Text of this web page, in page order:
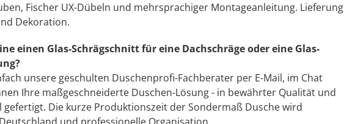
Fischer UX-Dübeln und mehrsprachiger Montageanleitung. Lieferung
Dekoration.
einen Glas-Schrägschnitt für eine Dachschräge oder eine Glas-
unsere geschulten Duschenprofi-Fachberater per E-Mail, im Chat
Ihre maßgeschneiderte Duschen-Lösung - in bewährter Qualität und
Die kurze Produktionszeit der Sondermaß Dusche wird